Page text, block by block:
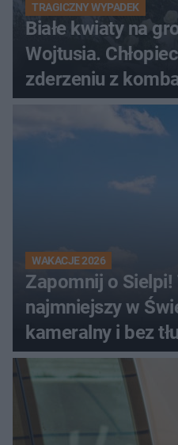
TRAGICZNY WYPADEK
Białe kwiaty na
Wojtusia.
zderzeniu z
WAKACJE 2026
Zapomnij o Sielpi!
najmniejszy w Świętokrzyskiem,
kameralny i bez